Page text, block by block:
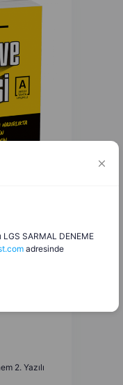
2. Yazılı
LGS SARMAL DENEME
adresinde